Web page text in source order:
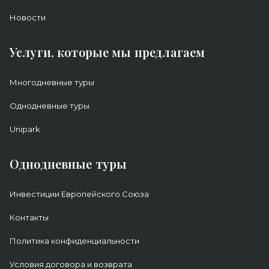
Новости
Услуги, которые мы предлагаем
Многодневные туры
Однодневные туры
Unipark
Однодневные туры
Инвестиции Европейского Союза
Контакты
Политика конфиденциальности
Условия договора и возврата